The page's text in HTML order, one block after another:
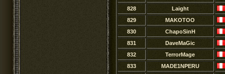
828
Laight
829
MAKOTOO
830
ChapoSinH
831
DaveMaGic
832
TerrorMage
833
MADE1NPERU